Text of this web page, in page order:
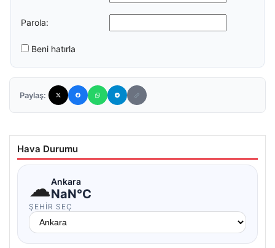
Parola:
Beni hatırla
Paylaş:
Hava Durumu
☁Ankara
NaN°C
ŞEHIR SEÇ